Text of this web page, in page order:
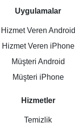
Uygulamalar
Hizmet Veren Android
Hizmet Veren iPhone
Müşteri Android
Müşteri iPhone
Hizmetler
Temizlik